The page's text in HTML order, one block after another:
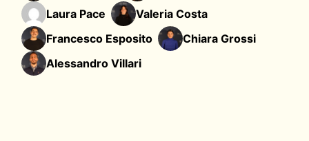
Laura Pace
Valeria Costa
Francesco Esposito
Chiara Grossi
Alessandro Villari